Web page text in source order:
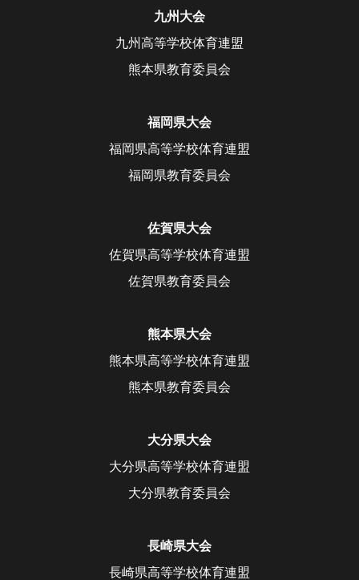
九州大会
九州高等学校体育連盟
熊本県教育委員会
福岡県大会
福岡県高等学校体育連盟
福岡県教育委員会
佐賀県大会
佐賀県高等学校体育連盟
佐賀県教育委員会
熊本県大会
熊本県高等学校体育連盟
熊本県教育委員会
大分県大会
大分県高等学校体育連盟
大分県教育委員会
長崎県大会
長崎県高等学校体育連盟